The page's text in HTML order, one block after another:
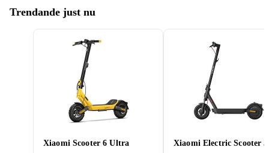
Trendande just nu
Xiaomi Scooter 6 Ultra Xiaomi Electric Scooter 5